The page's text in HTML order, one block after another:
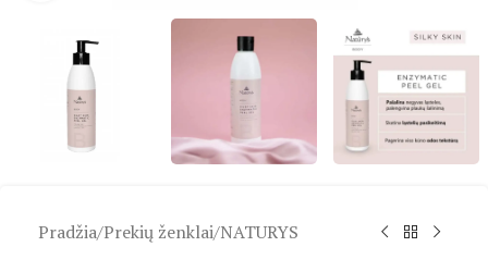
Pradžia/Prekių ženklai/NATURYS